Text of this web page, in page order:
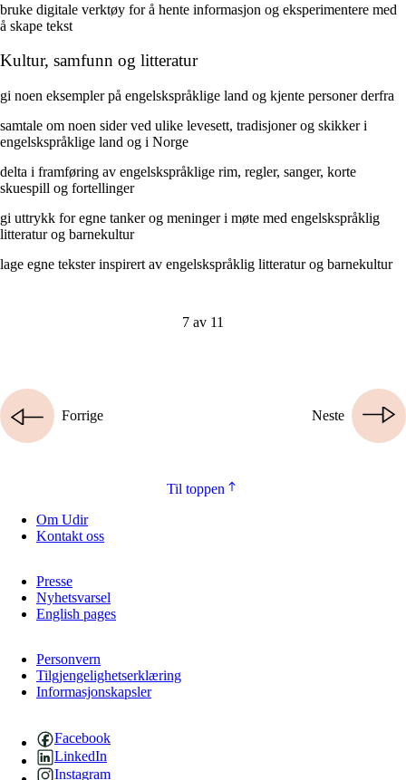
bruke digitale verktøy for å hente informasjon og eksperimentere med
å skape tekst
Kultur, samfunn og litteratur
gi noen eksempler på engelskspråklige land og kjente personer derfra
samtale om noen sider ved ulike levesett, tradisjoner og skikker i
engelskspråklige land og i Norge
delta i framføring av engelskspråklige rim, regler, sanger, korte
skuespill og fortellinger
gi uttrykk for egne tanker og meninger i møte med engelskspråklig
litteratur og barnekultur
lage egne tekster inspirert av engelskspråklig litteratur og barnekultur
7 av 11
Neste
Forrige
Til toppen
Om Udir
Kontakt oss
Presse
Nyhetsvarsel
English pages
Personvern
Tilgjengelighetserklæring
Informasjonskapsler
Facebook
LinkedIn
Instagram